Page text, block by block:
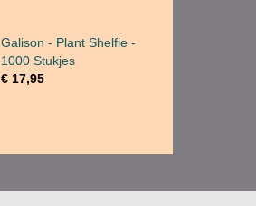
Galison - Plant Shelfie -
1000 Stukjes
€ 17,95